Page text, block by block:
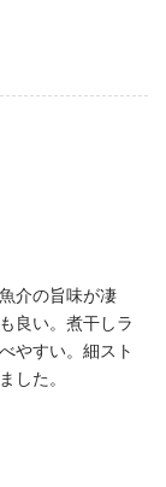
介の旨味が凄
良い。煮干しラ
やすい。細スト
した。